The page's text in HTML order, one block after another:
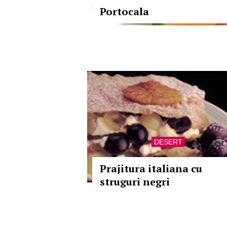
Portocala
DESERT
Prajitura italiana cu
struguri negri